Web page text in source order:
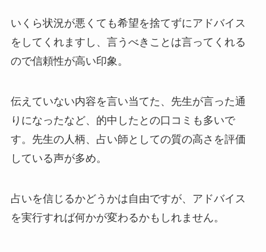
いくら状況が悪くても希望を捨てずにアドバイス
をしてくれますし、言うべきことは言ってくれる
ので信頼性が高い印象。
伝えていない内容を言い当てた、先生が言った通
りになったなど、的中したとの口コミも多いで
す。先生の人柄、占い師としての質の高さを評価
している声が多め。
占いを信じるかどうかは自由ですが、アドバイス
を実行すれば何かが変わるかもしれません。